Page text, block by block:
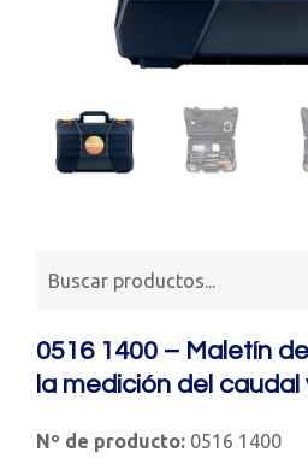
0516 1400 – Maletín
la medición del
Nº de producto: 0516 1400